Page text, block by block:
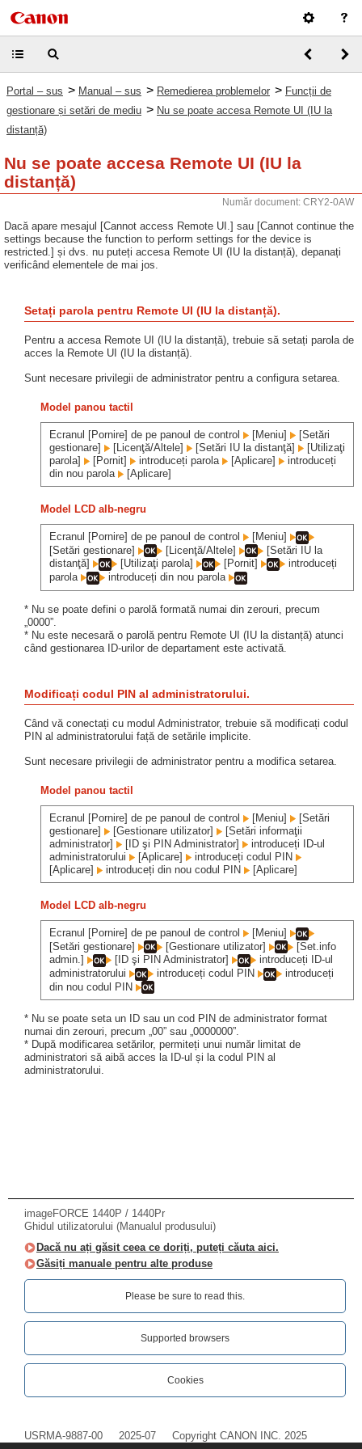
Portal – sus > Manual – sus > Remedierea problemelor > Funcții de
gestionare și setări de mediu > Nu se poate accesa Remote UI (IU la
distanță)
Nu se poate accesa Remote UI (IU la
distanță)
Număr document: CRY2-0AW
Dacă apare mesajul [Cannot access Remote UI.] sau [Cannot continue the
settings because the function to perform settings for the device is
restricted.] și dvs. nu puteți accesa Remote UI (IU la distanță), depanați
verificând elementele de mai jos.
Setați parola pentru Remote UI (IU la distanță).
Pentru a accesa Remote UI (IU la distanță), trebuie să setați parola de
acces la Remote UI (IU la distanță).
Sunt necesare privilegii de administrator pentru a configura setarea.
Model panou tactil
Ecranul [Pornire] de pe panoul de control [Meniu]
[Setări
gestionare]
[Licenţă/Altele] [Setări IU la distanţă]
[Utilizaţi
parola]
[Pornit] introduceți parola [Aplicare]
introduceți
din nou parola
[Aplicare]
Model LCD alb-negru
Ecranul [Pornire] de pe panoul de control
[Meniu]
[Setări gestionare]
[Licenţă/Altele]
[Setări IU la
distanţă]
[Utilizaţi parola] [Pornit]
introduceți
parola
introduceți din nou parola
* Nu se poate defini o parolă formată numai din zerouri, precum
„0000”.
* Nu este necesară o parolă pentru Remote UI (IU la distanță) atunci
când gestionarea ID-urilor de departament este activată.
Modificați codul PIN al administratorului.
Când vă conectați cu modul Administrator, trebuie să modificați codul
PIN al administratorului față de setările implicite.
Sunt necesare privilegii de administrator pentru a modifica setarea.
Model panou tactil
Ecranul [Pornire] de pe panoul de control [Meniu]
[Setări
gestionare]
[Gestionare utilizator]
[Setări informaţii
administrator]
[ID şi PIN Administrator]
introduceți ID-ul
administratorului
[Aplicare]
introduceți codul PIN
[Aplicare]
introduceți din nou codul PIN [Aplicare]
Model LCD alb-negru
Ecranul [Pornire] de pe panoul de control
[Meniu]
[Setări gestionare]
[Gestionare utilizator]
[Set.info
admin.]
[ID şi PIN Administrator]
introduceți ID-ul
administratorului
introduceți codul PIN
introduceți
din nou codul PIN
* Nu se poate seta un ID sau un cod PIN de administrator format
numai din zerouri, precum „00” sau „0000000”.
* După modificarea setărilor, permiteți unui număr limitat de
administratori să aibă acces la ID-ul și la codul PIN al
administratorului.
imageFORCE 1440P / 1440Pr
Ghidul utilizatorului (Manualul produsului)
Dacă nu ați găsit ceea ce doriți, puteți căuta aici.
Găsiți manuale pentru alte produse
Please be sure to read this.‎
Supported browsers
Cookies
USRMA-9887-00 2025-07 Copyright CANON INC. 2025